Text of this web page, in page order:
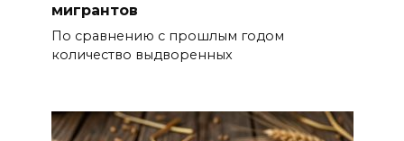
мигрантов
По сравнению с прошлым годом
количество выдворенных